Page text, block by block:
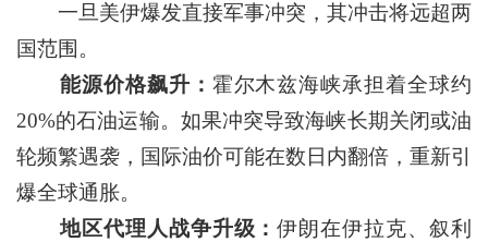
一旦美伊爆发直接军事冲突，其冲击将远超两
国范围。
能源价格飙升： 霍尔木兹海峡承担着全球约
20%的石油运输。如果冲突导致海峡长期关闭或油
轮频繁遇袭，国际油价可能在数日内翻倍，重新引
爆全球通胀。
地区代理人战争升级：伊朗在伊拉克、叙利